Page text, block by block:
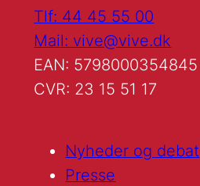
Tlf: 44 45 55 00
Mail: vive@vive.dk
EAN: 5798000354845
CVR: 23 15 51 17
Nyheder og debat
Presse